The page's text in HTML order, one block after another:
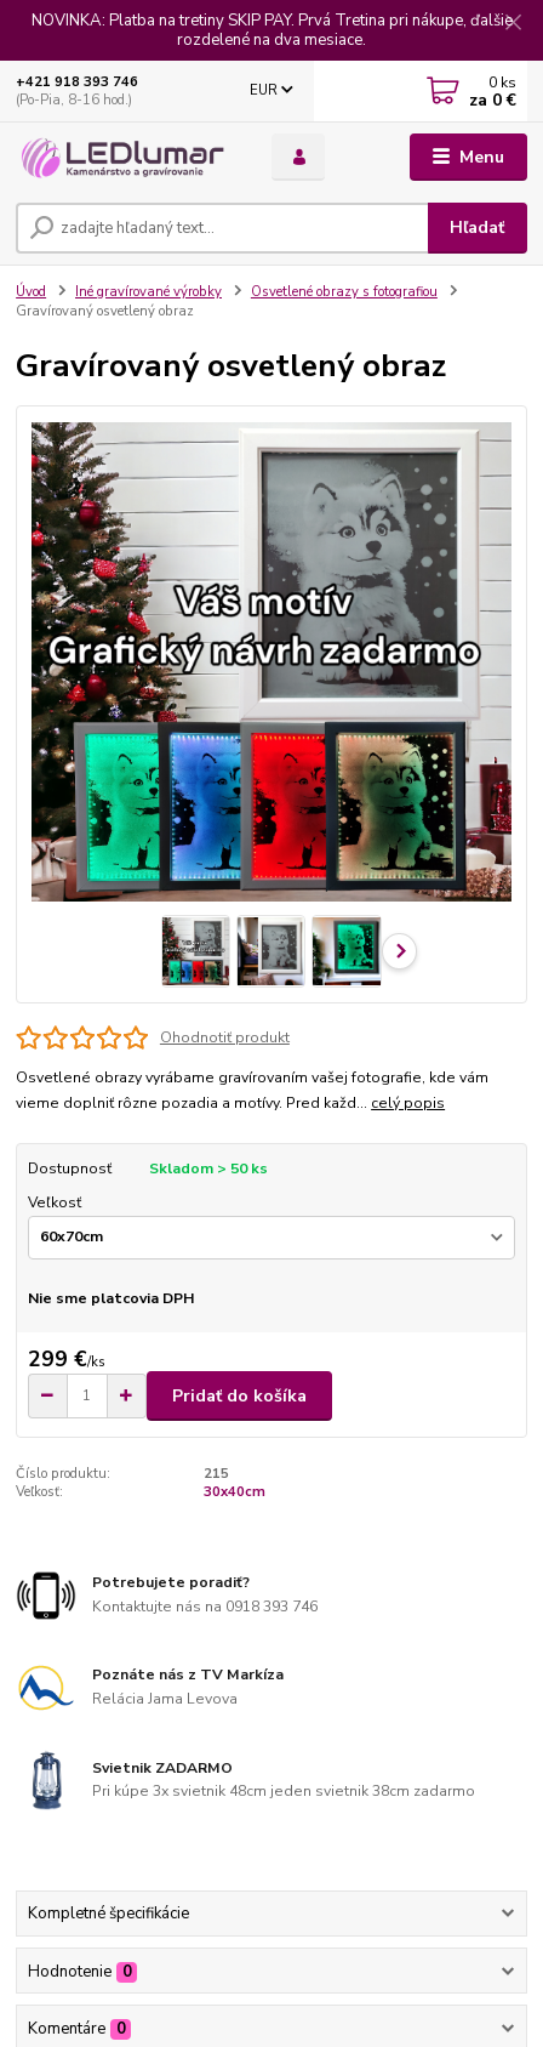
NOVINKA: Platba na tretiny SKIP PAY. Prvá Tretina pri nákupe, ďalšie
rozdelené na dva mesiace.
Menu
EUR
Hľadať
+421 918 393 746
(Po-Pia, 8-16 hod.)
0 ks
za 0 €
Úvod Iné gravírované výrobky
Osvetlené obrazy s fotografiou
Gravírovaný osvetlený obraz
Gravírovaný osvetlený obraz
Ohodnotiť produkt
Osvetlené obrazy vyrábame gravírovaním vašej fotografie, kde vám
vieme doplniť rôzne pozadia a motívy. Pred každ... celý popis
Dostupnosť
Skladom > 50 ks
Veľkosť
Nie sme platcovia DPH
299 €/ks
Pridať do košíka
Číslo produktu:
215
Veľkosť:
30x40cm
Potrebujete poradiť?
Kontaktujte nás na 0918 393 746
Poznáte nás z TV Markíza
Relácia Jama Levova
Svietnik ZADARMO
Pri kúpe 3x svietnik 48cm jeden svietnik 38cm zadarmo
Kompletné špecifikácie
Hodnotenie 0
Komentáre 0